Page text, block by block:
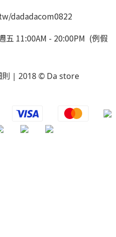
dadadacom0822
五 11:00AM - 20:00PM (例假
則 | 2018 © Da store